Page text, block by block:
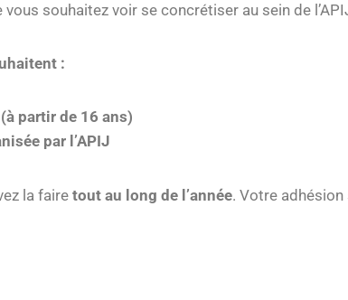
souhaitez voir se concrétiser au sein de
:
partir de 16 ans)
par l’APIJ
la faire tout au long de l’année. Votre